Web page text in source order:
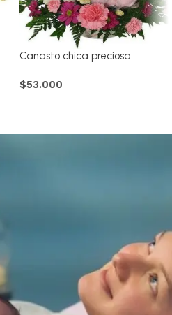
Canasto chica preciosa
$53.000